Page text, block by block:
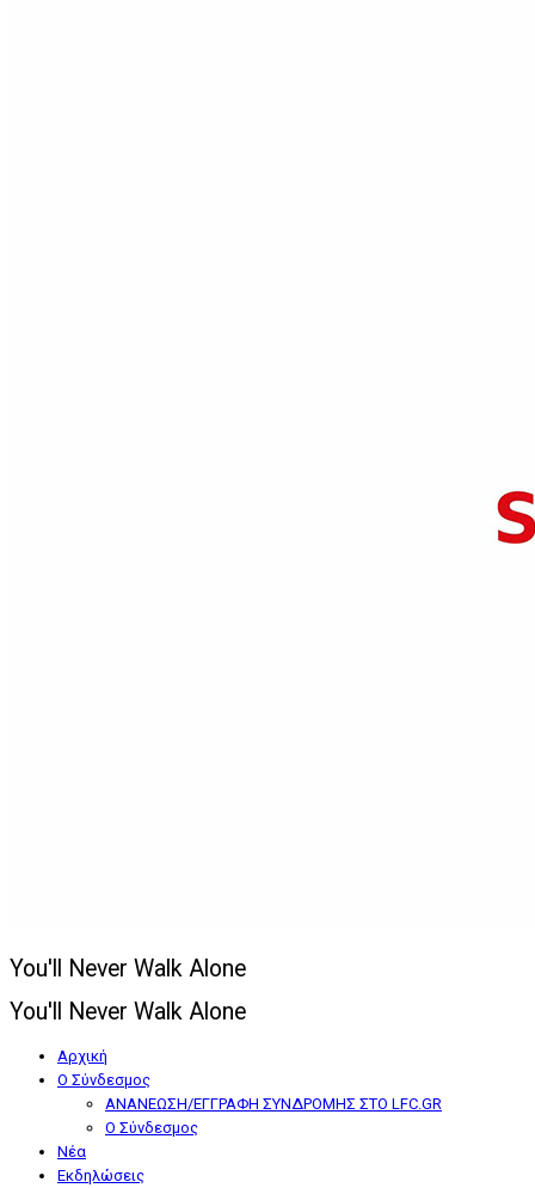
You'll Never Walk Alone
You'll Never Walk Alone
Αρχική
Ο Σύνδεσμος
ΑΝΑΝΕΩΣΗ/ΕΓΓΡΑΦΗ ΣΥΝΔΡΟΜΗΣ ΣΤΟ LFC.GR
Ο Σύνδεσμος
Nέα
Εκδηλώσεις